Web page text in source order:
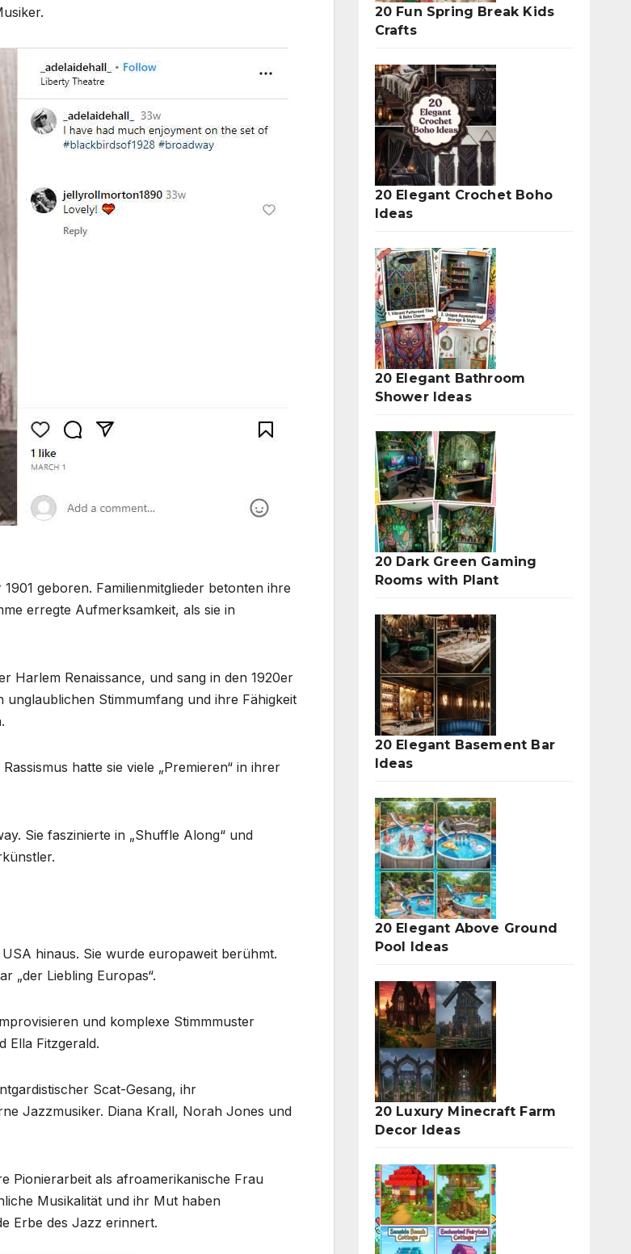
geboren. Familienmitglieder betonten ihre
erregte Aufmerksamkeit, als sie in
Harlem Renaissance, und sang in den 1920er
Stimmumfang und ihre Fähigkeit
hatte sie viele „Premieren“ in ihrer
Sie faszinierte in „Shuffle Along“ und
hinaus. Sie wurde europaweit berühmt.
„der Liebling Europas“.
und komplexe Stimmmuster
Ella Fitzgerald.
Scat-Gesang, ihr
Jazzmusiker. Diana Krall, Norah Jones und
Pionierarbeit als afroamerikanische Frau
Musikalität und ihr Mut haben
Erbe des Jazz erinnert.
20 Fun Spring Break Kids
Crafts
20 Elegant Crochet Boho
Ideas
20 Elegant Bathroom
Shower Ideas
20 Dark Green Gaming
Rooms with Plant
20 Elegant Basement Bar
Ideas
20 Elegant Above Ground
Pool Ideas
20 Luxury Minecraft Farm
Decor Ideas